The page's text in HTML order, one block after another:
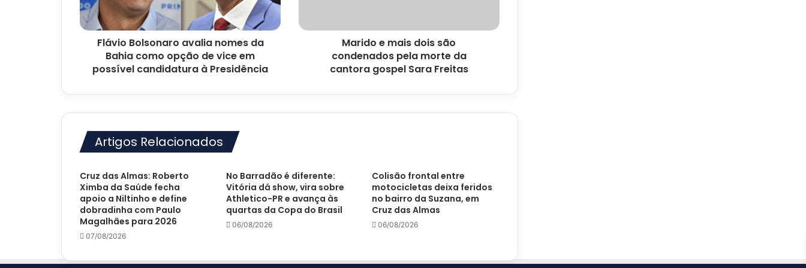
como
opção
de
possível
Flávio Bolsonaro avalia nomes da
Bahia como opção de vice em
possível candidatura à Presidência
da
Marido e mais dois são
condenados pela morte da
cantora gospel Sara Freitas
Artigos Relacionados
Cruz das Almas: Roberto
Ximba da Saúde fecha
apoio a Niltinho e define
dobradinha com Paulo
Magalhães para 2026
07/08/2026
No Barradão é diferente:
Vitória dá show, vira sobre
Athletico-PR e avança às
quartas da Copa do Brasil
06/08/2026
Colisão frontal entre
motocicletas deixa feridos
no bairro da Suzana, em
Cruz das Almas
06/08/2026